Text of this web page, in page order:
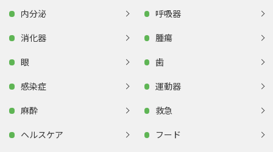
内分泌
呼吸器
消化器
腫瘍
眼
歯
感染症
運動器
麻酔
救急
ヘルスケア
フード